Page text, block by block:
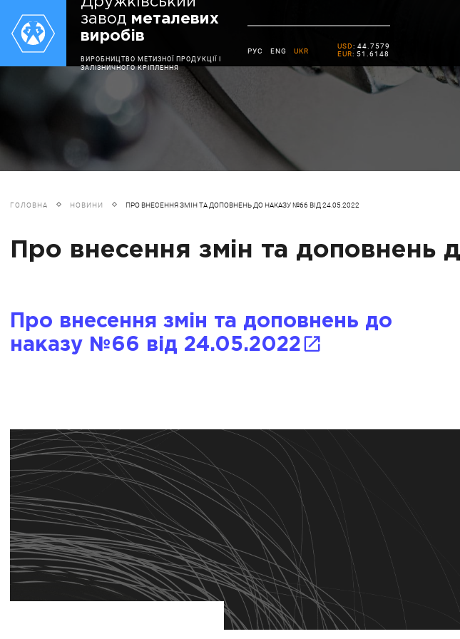
завод металевих
виробів
ВИРОБНИЦТВО МЕТИЗНОЇ ПРОДУКЦІЇ І
ЗАЛІЗНИЧНОГО КРІПЛЕННЯ
РУС ENG UKR
USD: 44.7579
EUR: 51.6148
ГОЛОВНА НОВИНИ ПРО ВНЕСЕННЯ ЗМІН ТА ДОПОВНЕНЬ ДО НАКАЗУ №66 ВІД 24.05.2022
Про внесення змін та доповнень
Про внесення змін та доповнень до
наказу №66 від 24.05.2022